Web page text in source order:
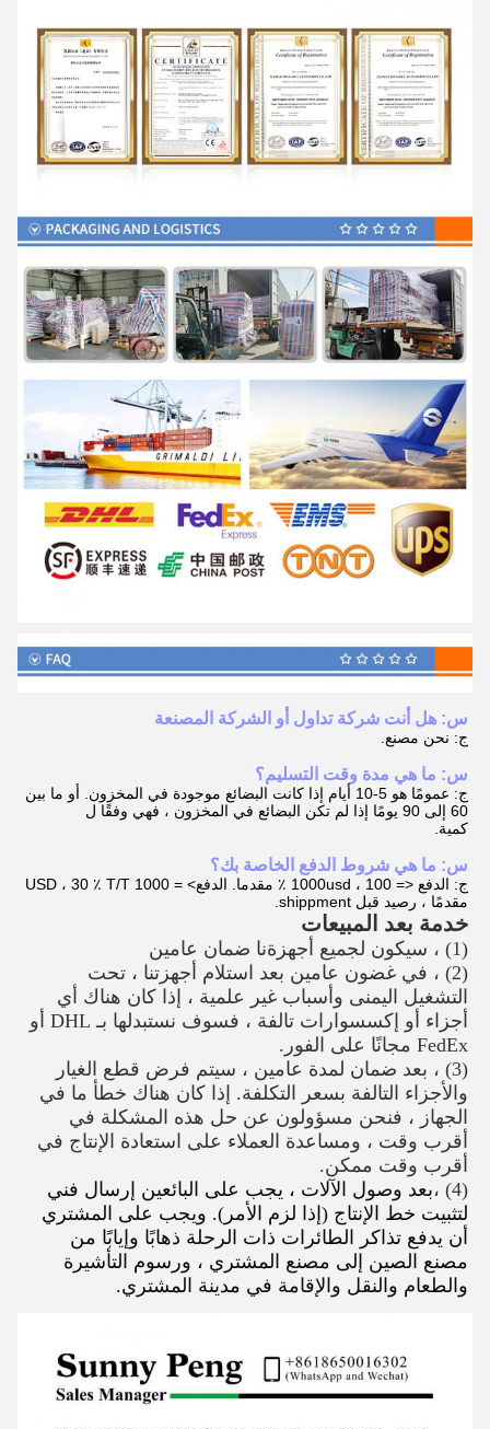
س: هل أنت شركة تداول أو الشركة المصنعة
ج: نحن مصنع.
س: ما هي مدة وقت التسليم؟
ج: عمومًا هو 5-10 أيام إذا كانت البضائع موجودة في المخزون. أو ما بين
60 إلى 90 يومًا إذا لم تكن البضائع في المخزون ، فهي وفقًا ل
كمية.
س: ما هي شروط الدفع الخاصة بك؟
ج: الدفع <= 1000usd ، 100 ٪ مقدما. الدفع> = 1000 USD ، 30 ٪ T/T
مقدمًا ، رصيد قبل shippment.
خدمة بعد المبيعات
(1) ، سيكون لجميع أجهزةنا ضمان عامين
(2) ، في غضون عامين بعد استلام أجهزتنا ، تحت
التشغيل اليمنى وأسباب غير علمية ، إذا كان هناك أي
أجزاء أو إكسسوارات تالفة ، فسوف نستبدلها بـ DHL أو
FedEx مجانًا على الفور.
(3) ، بعد ضمان لمدة عامين ، سيتم فرض قطع الغيار
والأجزاء التالفة بسعر التكلفة. إذا كان هناك خطأ ما في
الجهاز ، فنحن مسؤولون عن حل هذه المشكلة في
أقرب وقت ، ومساعدة العملاء على استعادة الإنتاج في
أقرب وقت ممكن.
(4) ،
بعد وصول الآلات ، يجب على البائعين إرسال فني
لتثبيت خط الإنتاج (إذا لزم الأمر). ويجب على المشتري
أن يدفع تذاكر الطائرات ذات الرحلة ذهابًا وإيابًا من
مصنع الصين إلى مصنع المشتري ، ورسوم التأشيرة
والطعام والنقل والإقامة في مدينة المشتري.